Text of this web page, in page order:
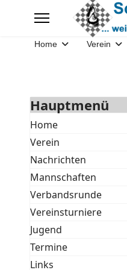
Home Verein
Hauptmenü
Home
Verein
Nachrichten
Mannschaften
Verbandsrunde
Vereinsturniere
Jugend
Termine
Links